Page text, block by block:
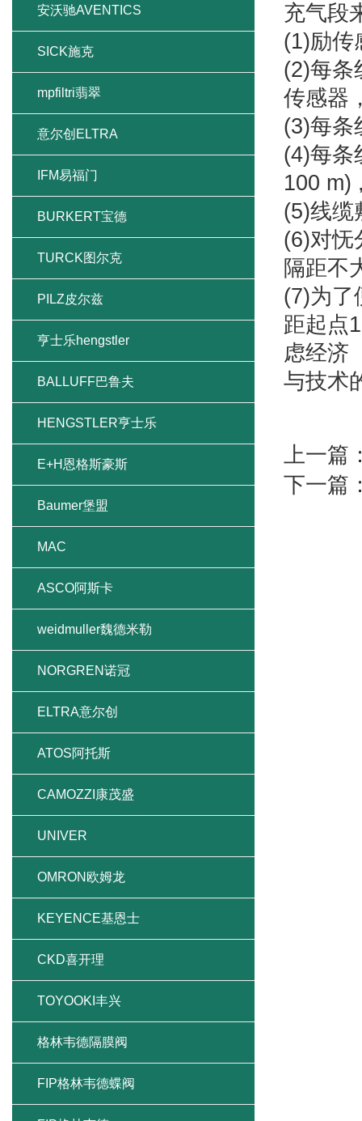
充气段
(1)励传
(2)每条
传感器
(3)每条
(4)每条
100 m)
(5)线缆
(6)对怃
隔距不
(7)为了
距起点
虑经济
与技术
上一篇
下一篇
安沃驰AVENTICS
SICK施克
mpfiltri翡翠
意尔创ELTRA
IFM易福门
BURKERT宝德
TURCK图尔克
PILZ皮尔兹
亨士乐hengstler
BALLUFF巴鲁夫
HENGSTLER亨士乐
E+H恩格斯豪斯
Baumer堡盟
MAC
ASCO阿斯卡
weidmuller魏德米勒
NORGREN诺冠
ELTRA意尔创
ATOS阿托斯
CAMOZZI康茂盛
UNIVER
OMRON欧姆龙
KEYENCE基恩士
CKD喜开理
TOYOOKI丰兴
格林韦德隔膜阀
FIP格林韦德蝶阀